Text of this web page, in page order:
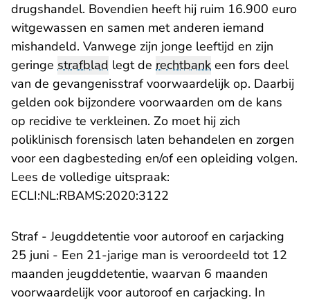
drugshandel. Bovendien heeft hij ruim 16.900 euro
witgewassen en samen met anderen iemand
mishandeld. Vanwege zijn jonge leeftijd en zijn
geringe strafblad legt de rechtbank een fors deel
van de gevangenisstraf voorwaardelijk op. Daarbij
gelden ook bijzondere voorwaarden om de kans
op recidive te verkleinen. Zo moet hij zich
poliklinisch forensisch laten behandelen en zorgen
voor een dagbesteding en/of een opleiding volgen.
Lees de volledige uitspraak:
ECLI:NL:RBAMS:2020:3122
Straf - Jeugddetentie voor autoroof en carjacking
25 juni - Een 21-jarige man is veroordeeld tot 12
maanden jeugddetentie, waarvan 6 maanden
voorwaardelijk voor autoroof en carjacking. In